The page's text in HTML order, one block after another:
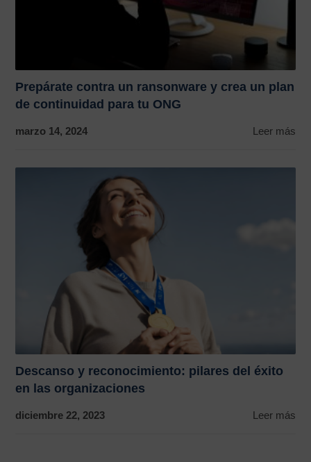
Prepárate contra un ransonware y crea un plan
de continuidad para tu ONG
marzo 14, 2024 Leer más
Descanso y reconocimiento: pilares del éxito
en las organizaciones
diciembre 22, 2023 Leer más